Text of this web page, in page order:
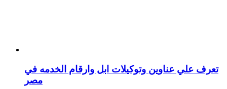
تعرف علي عناوين وتوكيلات ابل وارقام الخدمه في
مصر